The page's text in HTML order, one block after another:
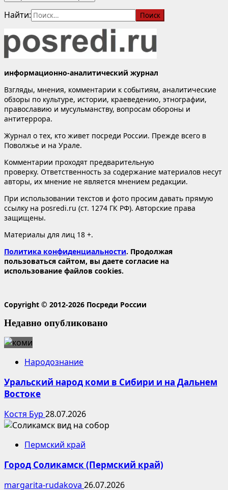
Найти:
информационно-аналитический журнал
Взгляды, мнения, комментарии к событиям, аналитические
обзоры по культуре, истории, краеведению, этнографии,
православию и мусульманству, вопросам обороны и
антитеррора.
Журнал о тех, кто живет посреди России. Прежде всего в
Поволжье и на Урале.
Комментарии проходят предварительную
проверку. Ответственность за содержание материалов несут
авторы, их мнение не является мнением редакции.
При использовании текстов и фото просим давать прямую
ссылку на posredi.ru (ст. 1274 ГК РФ). Авторские права
защищены.
Материалы для лиц 18 +.
Политика конфиденциальности. Продолжая
пользоваться сайтом, вы даете согласие на
использование файлов cookies.
Copyright © 2012-2026 Посреди России
Недавно опубликовано
Народознание
Уральский народ коми в Сибири и на Дальнем
Востоке
Костя Бур 28.07.2026
Пермский край
Город Соликамск (Пермский край)
margarita-rudakova 26.07.2026